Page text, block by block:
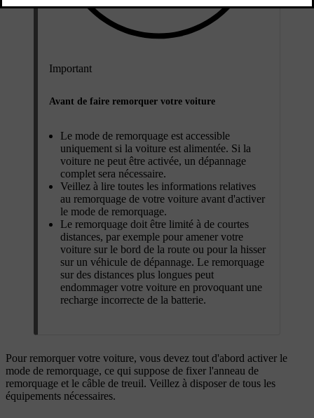
Important
Avant de faire remorquer votre voiture
Le mode de remorquage est accessible
uniquement si la voiture est alimentée. Si la
voiture ne peut être activée, un dépannage
complet sera nécessaire.
Veillez à lire toutes les informations relatives
au remorquage de votre voiture avant d'activer
le mode de remorquage.
Le remorquage doit être limité à de courtes
distances, par exemple pour amener votre
voiture sur le bord de la route ou pour la hisser
sur un véhicule de dépannage. Le remorquage
sur des distances plus longues peut
endommager votre voiture en provoquant une
recharge incorrecte de la batterie.
Pour remorquer votre voiture, vous devez tout d'abord activer le
mode de remorquage, ce qui suppose de fixer l'anneau de
remorquage et le câble de treuil. Veillez à disposer de tous les
équipements nécessaires.